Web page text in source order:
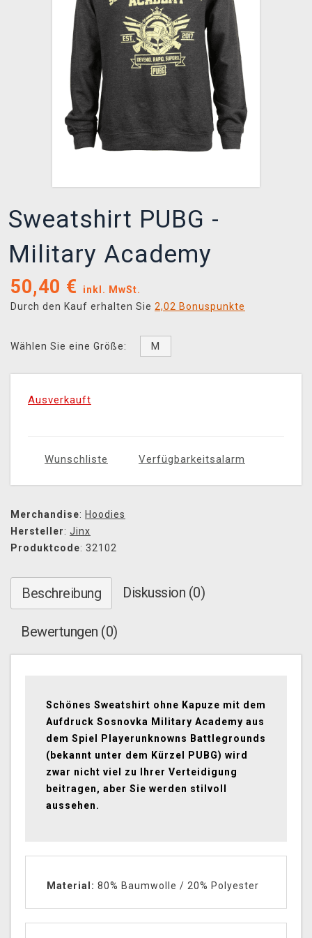
XZONE CLUB
Sweatshirt PUBG -
Military Academy
50,40 €
inkl. MwSt.
Durch den Kauf erhalten Sie 2,02 Bonuspunkte
Wählen Sie eine Größe: M
Ausverkauft
Wunschliste Verfügbarkeitsalarm
Merchandise: Hoodies
Hersteller: Jinx
Produktcode: 32102
Beschreibung Diskussion (0)
Bewertungen (0)
Schönes Sweatshirt ohne Kapuze mit dem
Aufdruck Sosnovka Military Academy aus
dem Spiel Playerunknowns Battlegrounds
(bekannt unter dem Kürzel PUBG) wird
zwar nicht viel zu Ihrer Verteidigung
beitragen, aber Sie werden stilvoll
aussehen.
Material: 80% Baumwolle / 20% Polyester